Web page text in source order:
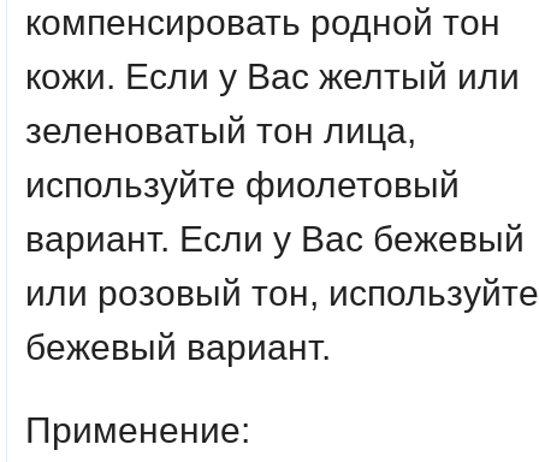
компенсировать родной тон
кожи. Если у Вас желтый или
зеленоватый тон лица,
используйте фиолетовый
вариант. Если у Вас бежевый
или розовый тон, используйте
бежевый вариант.
Применение: